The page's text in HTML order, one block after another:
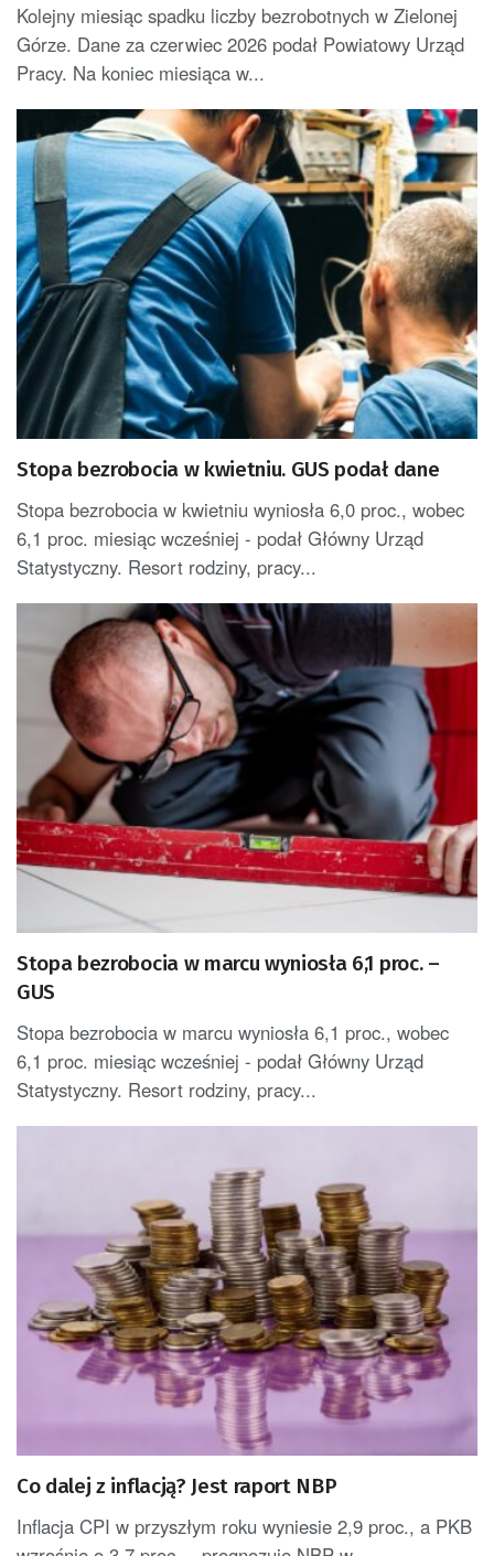
Kolejny miesiąc spadku liczby bezrobotnych w Zielonej
Górze. Dane za czerwiec 2026 podał Powiatowy Urząd
Pracy. Na koniec miesiąca w...
Stopa bezrobocia w kwietniu. GUS podał dane
Stopa bezrobocia w kwietniu wyniosła 6,0 proc., wobec
6,1 proc. miesiąc wcześniej - podał Główny Urząd
Statystyczny. Resort rodziny, pracy...
Stopa bezrobocia w marcu wyniosła 6,1 proc. –
GUS
Stopa bezrobocia w marcu wyniosła 6,1 proc., wobec
6,1 proc. miesiąc wcześniej - podał Główny Urząd
Statystyczny. Resort rodziny, pracy...
Co dalej z inflacją? Jest raport NBP
Inflacja CPI w przyszłym roku wyniesie 2,9 proc., a PKB